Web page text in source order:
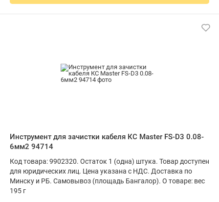
Инструмент для зачистки кабеля КС Master FS-D3 0.08-
6мм2 94714
Код товара: 9902320. Остаток 1 (одна) штука. Товар доступен
для юридических лиц. Цена указана с НДС. Доставка по
Минску и РБ. Самовывоз (площадь Бангалор). О товаре: вес
195 г